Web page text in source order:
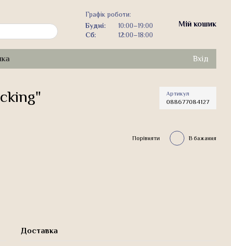
Графік роботи:
Будні:
10:00–19:00
Сб:
12:00–18:00
Мій кошик
Вхід
Артикул
088677084127
Порівняти В бажання
Доставка